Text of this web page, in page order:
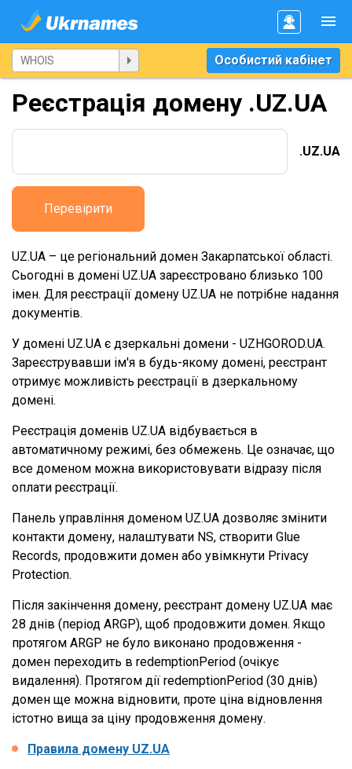
Особистий кабінет
Реєстрація домену .UZ.UA
.UZ.UA
Перевірити
UZ.UA – це регіональний домен Закарпатської області.
Сьогодні в домені UZ.UA зареєстровано близько 100
імен. Для реєстрації домену UZ.UA не потрібне надання
документів.
У домені UZ.UA є дзеркальні домени - UZHGOROD.UA.
Зареєструвавши ім'я в будь-якому домені, реєстрант
отримує можливість реєстрації в дзеркальному
домені.
Реєстрація доменів UZ.UA відбувається в
автоматичному режимі, без обмежень. Це означає, що
все доменом можна використовувати відразу після
оплати реєстрації.
Панель управління доменом UZ.UA дозволяє змінити
контакти домену, налаштувати NS, створити Glue
Records, продовжити домен або увімкнути Privacy
Protection.
Після закінчення домену, реєстрант домену UZ.UA має
28 днів (період ARGP), щоб продовжити домен. Якщо
протягом ARGP не було виконано продовження -
домен переходить в redemptionPeriod (очікує
видалення). Протягом дії redemptionPeriod (30 днів)
домен ще можна відновити, проте ціна відновлення
істотно вища за ціну продовження домену.
Правила домену UZ.UA